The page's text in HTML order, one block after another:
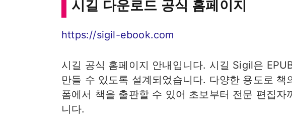
시길 다운로드 공식 홈페이지
https://sigil-ebook.com
시길 공식 홈페이지 안내입니다. 시길 Sigil은
만들 수 있도록 설계되었습니다. 다양한 용도로 책
폼에서 책을 출판할 수 있어 초보부터 전문 편집
니다.